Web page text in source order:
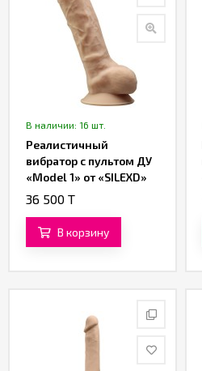
В наличии: 16 шт.
Реалистичный
вибратор с пультом ДУ
«Model 1» от «SILEXD»
(20 см)
36 500 T
В корзину